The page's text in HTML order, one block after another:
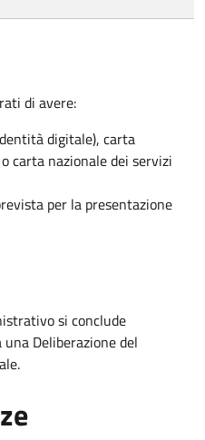
di avere:
digitale), carta
carta nazionale dei servizi
per la presentazione
si conclude
Deliberazione del